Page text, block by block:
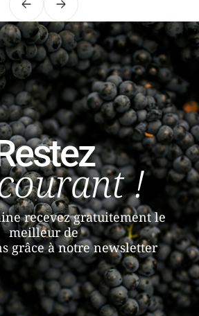
PrécédentSuivant
!
recevez gratuitement le
meilleur de
grâce à notre newsletter